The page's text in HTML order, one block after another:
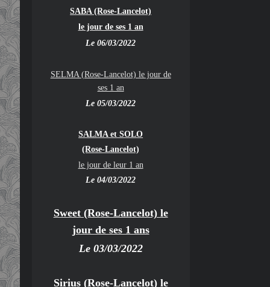
SABA (Rose-Lancelot)
le jour de ses 1 an
Le 06/03/2022
SELMA (Rose-Lancelot) le jour de
ses 1 an
Le 05/03/2022
SALMA et SOLO
(Rose-Lancelot)
le jour de leur 1 an
Le 04/03/2022
Sweet (Rose-Lancelot) le
jour de ses 1 ans
Le 03/03/2022
Sirius (Rose-Lancelot) le